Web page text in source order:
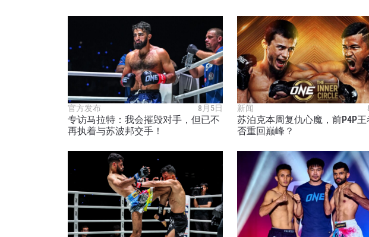
官方发布 8月5日
专访马拉特：我会摧毁对手，但已不
再执着与苏波邦交手！
新闻
苏泊克本周复仇心魔，前P4P
否重回巅峰？